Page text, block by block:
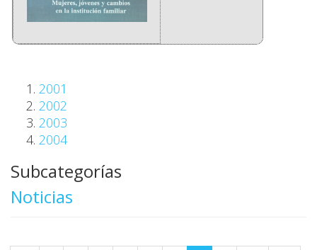
2001
2002
2003
2004
Subcategorías
Noticias